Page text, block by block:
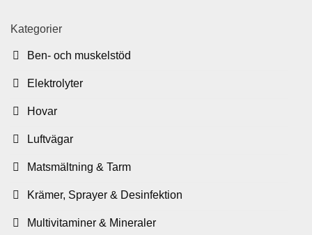
Kategorier
Ben- och muskelstöd
Elektrolyter
Hovar
Luftvägar
Matsmältning & Tarm
Krämer, Sprayer & Desinfektion
Multivitaminer & Mineraler